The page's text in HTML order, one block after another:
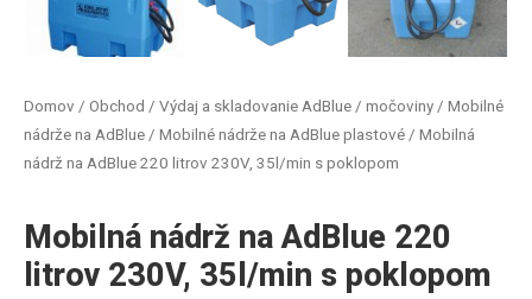
Domov / Obchod / Výdaj a skladovanie AdBlue / močoviny / Mobilné
nádrže na AdBlue / Mobilné nádrže na AdBlue plastové / Mobilná
nádrž na AdBlue 220 litrov 230V, 35l/min s poklopom
Mobilná nádrž na AdBlue 220
litrov 230V, 35l/min s poklopom